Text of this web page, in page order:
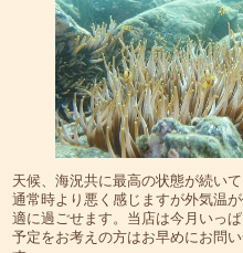
天候、海況共に最高の状態が続い
通常時より悪く感じますが外気温
適に過ごせます。当店は今月いっ
予定をお考えの方はお早めにお問